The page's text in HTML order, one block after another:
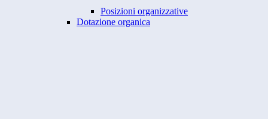
Posizioni organizzative
Dotazione organica